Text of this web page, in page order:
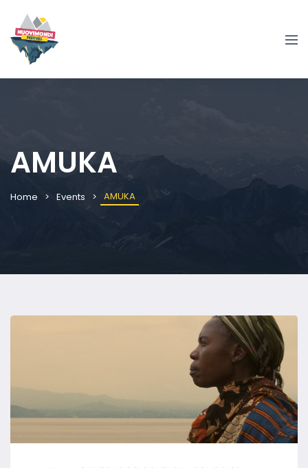
AMUKA
Home Events AMUKA